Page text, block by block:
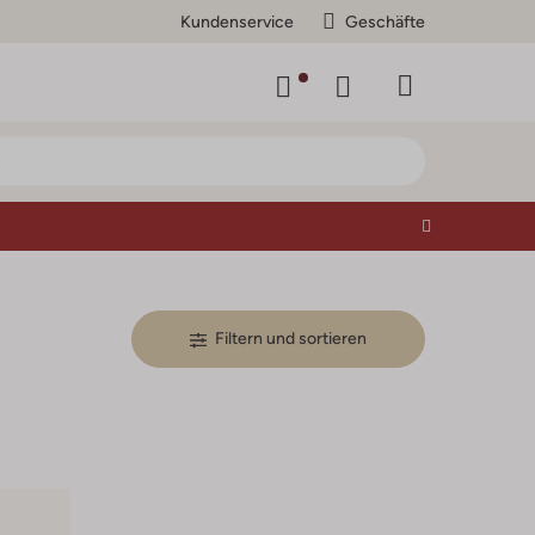
Kundenservice Geschäfte
Filtern und sortieren